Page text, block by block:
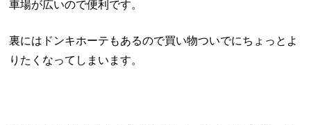
車場が広いので便利です。
裏にはドンキホーテもあるので買い物ついでにちょっとよ
りたくなってしまいます。